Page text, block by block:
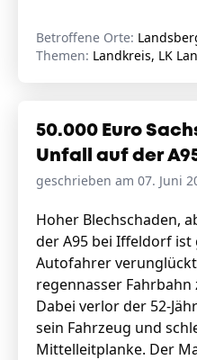
Betroffene Orte:
Themen: Landkreis, LK
50.000 Euro
Unfall auf der
geschrieben am 07. Juni
Hoher Blechschaden,
der A95 bei Iffeldorf ist
Autofahrer
regennasser
Dabei verlor der 52-
sein Fahrzeug und
Mittelleitplanke. Der